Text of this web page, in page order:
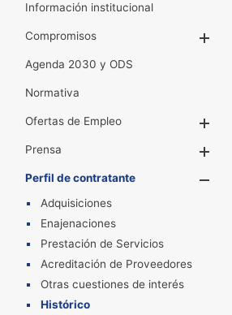
Información institucional
Compromisos
Agenda 2030 y ODS
Normativa
Ofertas de Empleo
Prensa
Perfil de contratante
Adquisiciones
Enajenaciones
Prestación de Servicios
Acreditación de Proveedores
Otras cuestiones de interés
Histórico